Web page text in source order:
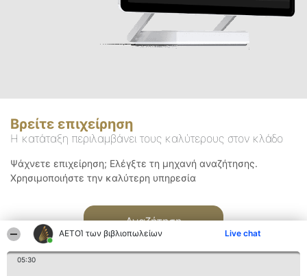
ΑΕΤΟΊ των βιβλιοπωλείων Live chat
05:30
Βρείτε επιχείρηση
Η κατάταξη περιλαμβάνει τους καλύτερους στον κλάδο
Ψάχνετε επιχείρηση; Ελέγξτε τη μηχανή αναζήτησης.
Χρησιμοποιήστε την καλύτερη υπηρεσία
Αναζήτηση